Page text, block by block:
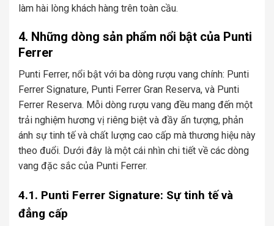
làm hài lòng khách hàng trên toàn cầu.
4. Những dòng sản phẩm nổi bật của Punti
Ferrer
Punti Ferrer, nổi bật với ba dòng rượu vang chính: Punti
Ferrer Signature, Punti Ferrer Gran Reserva, và Punti
Ferrer Reserva. Mỗi dòng rượu vang đều mang đến một
trải nghiệm hương vị riêng biệt và đầy ấn tượng, phản
ánh sự tinh tế và chất lượng cao cấp mà thương hiệu này
theo đuổi. Dưới đây là một cái nhìn chi tiết về các dòng
vang đặc sắc của Punti Ferrer.
4.1. Punti Ferrer Signature: Sự tinh tế và
đẳng cấp